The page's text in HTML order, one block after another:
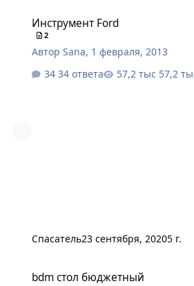
Инструмент Ford
2
АвторSana, 1 февраля, 2013
34 ответа
57,2
Спасатель23 сентября, 20205 г.
bdm стол бюджетный